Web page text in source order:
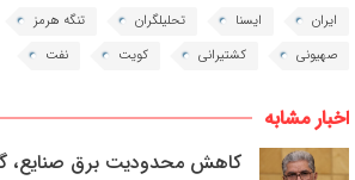
ایران ایسنا تحلیلگران تنگه هرمز
صهیونی
کشتیرانی کویت نفت
اخبار مشابه
کاهش محدودیت برق صنایع،